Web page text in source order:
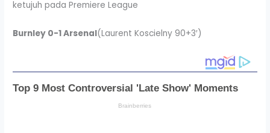
ketujuh pada Premiere League
Burnley 0-1 Arsenal(Laurent Koscielny 90+3′)